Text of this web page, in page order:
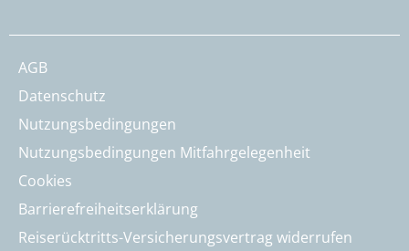
AGB
Datenschutz
Nutzungsbedingungen
Nutzungsbedingungen Mitfahrgelegenheit
Cookies
Barrierefreiheitserklärung
Reiserücktritts-Versicherungsvertrag widerrufen